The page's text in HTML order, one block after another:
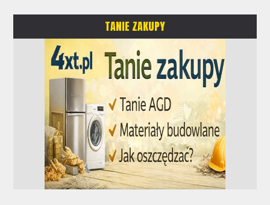
TANIE ZAKUPY